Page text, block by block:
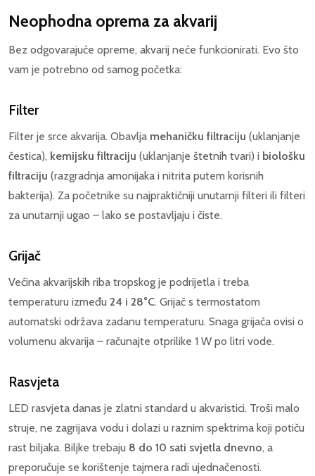
Neophodna oprema za akvarij
Bez odgovarajuće opreme, akvarij neće funkcionirati. Evo što
vam je potrebno od samog početka:
Filter
Filter je srce akvarija. Obavlja mehaničku filtraciju (uklanjanje
čestica), kemijsku filtraciju (uklanjanje štetnih tvari) i biološku
filtraciju (razgradnja amonijaka i nitrita putem korisnih
bakterija). Za početnike su najpraktičniji unutarnji filteri ili filteri
za unutarnji ugao – lako se postavljaju i čiste.
Grijač
Većina akvarijskih riba tropskog je podrijetla i treba
temperaturu između 24 i 28°C. Grijač s termostatom
automatski održava zadanu temperaturu. Snaga grijača ovisi o
volumenu akvarija – računajte otprilike 1 W po litri vode.
Rasvjeta
LED rasvjeta danas je zlatni standard u akvaristici. Troši malo
struje, ne zagrijava vodu i dolazi u raznim spektrima koji potiču
rast biljaka. Biljke trebaju 8 do 10 sati svjetla dnevno, a
preporučuje se korištenje tajmera radi ujednačenosti.